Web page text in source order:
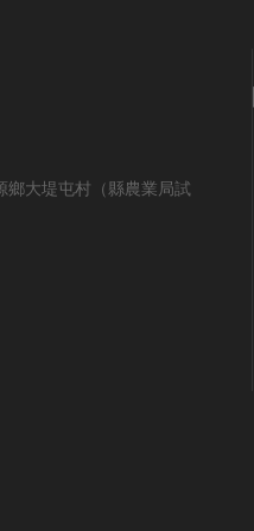
鄉大堤屯村（縣農業局試